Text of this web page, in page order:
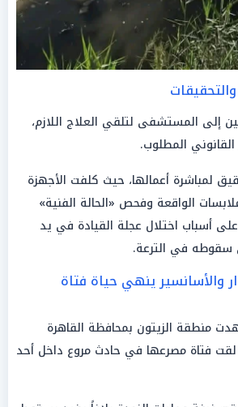
والتحقيقات
إلى المستشفى لتلقي العلاج اللازم،
المطلوب.
لمباشرة أعمالها، حيث كلفت الأجهزة
الواقعة وفحص «الحالة الفنية»
أسباب اختلال عجلة القيادة في يد
سقوطه في الترعة.
والأسانسير ينهي حياة فتاة
منطقة الزيتون بمحافظة القاهرة
فتاة مصرعها في حادث مروع داخل أحد